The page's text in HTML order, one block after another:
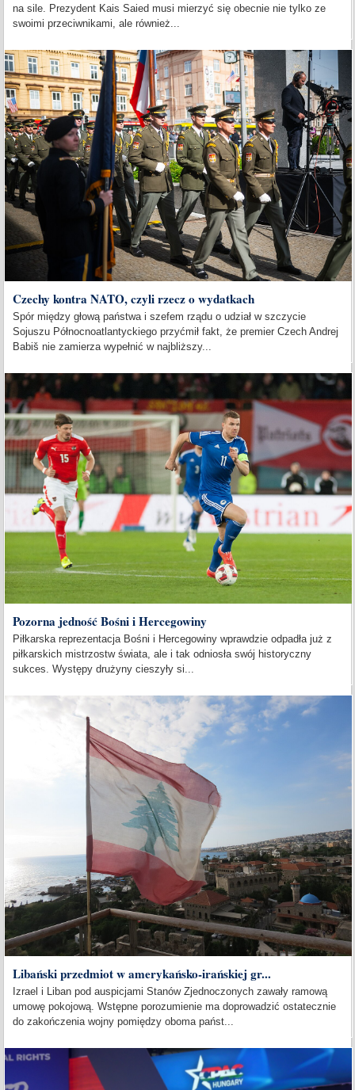
na sile. Prezydent Kais Saied musi mierzyć się obecnie nie tylko ze
swoimi przeciwnikami, ale również...
Czechy kontra NATO, czyli rzecz o wydatkach
Spór między głową państwa i szefem rządu o udział w szczycie
Sojuszu Północnoatlantyckiego przyćmił fakt, że premier Czech Andrej
Babiš nie zamierza wypełnić w najbliższy...
Pozorna jedność Bośni i Hercegowiny
Piłkarska reprezentacja Bośni i Hercegowiny wprawdzie odpadła już z
piłkarskich mistrzostw świata, ale i tak odniosła swój historyczny
sukces. Występy drużyny cieszyły si...
Libański przedmiot w amerykańsko-irańskiej gr...
Izrael i Liban pod auspicjami Stanów Zjednoczonych zawały ramową
umowę pokojową. Wstępne porozumienie ma doprowadzić ostatecznie
do zakończenia wojny pomiędzy oboma państ...